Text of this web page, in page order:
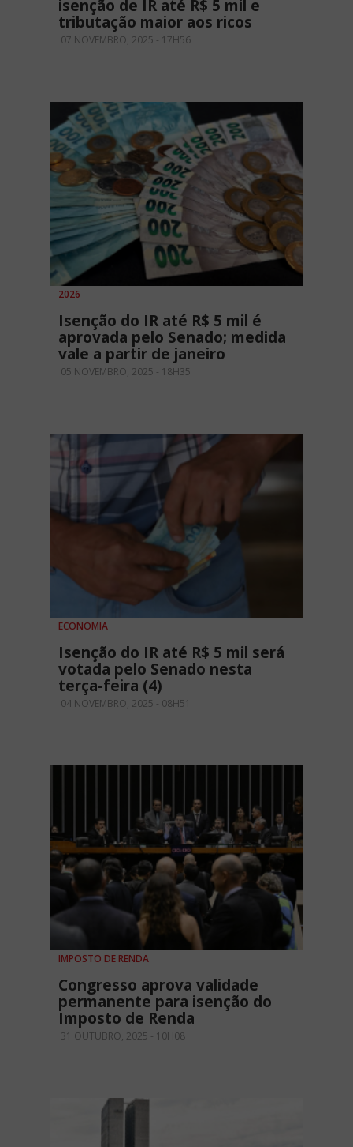
isenção de IR até R$ 5 mil e
tributação maior aos ricos
07 NOVEMBRO, 2025 - 17H56
2026
Isenção do IR até R$ 5 mil é
aprovada pelo Senado; medida
vale a partir de janeiro
05 NOVEMBRO, 2025 - 18H35
ECONOMIA
Isenção do IR até R$ 5 mil será
votada pelo Senado nesta
terça-feira (4)
04 NOVEMBRO, 2025 - 08H51
IMPOSTO DE RENDA
Congresso aprova validade
permanente para isenção do
Imposto de Renda
31 OUTUBRO, 2025 - 10H08